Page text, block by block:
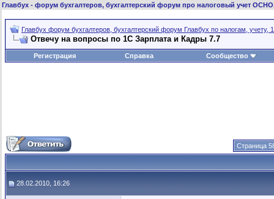
Главбух - форум бухгалтеров, бухгалтерский форум про налоговый учет
Главбух форум бухгалтеров, бухгалтерский форум Главбух по налогам, учету,
Отвечу на вопросы по 1С Зарплата и Кадры 7.7
Регистрация Справка Сообщество
Страница
28.02.2010, 16:26